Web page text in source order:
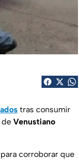
tras consumir
de Venustiano
corroborar que